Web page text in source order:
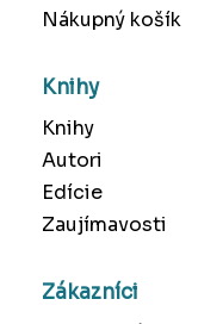
Nákupný košík
Knihy
Knihy
Autori
Edície
Zaujímavosti
Zákazníci